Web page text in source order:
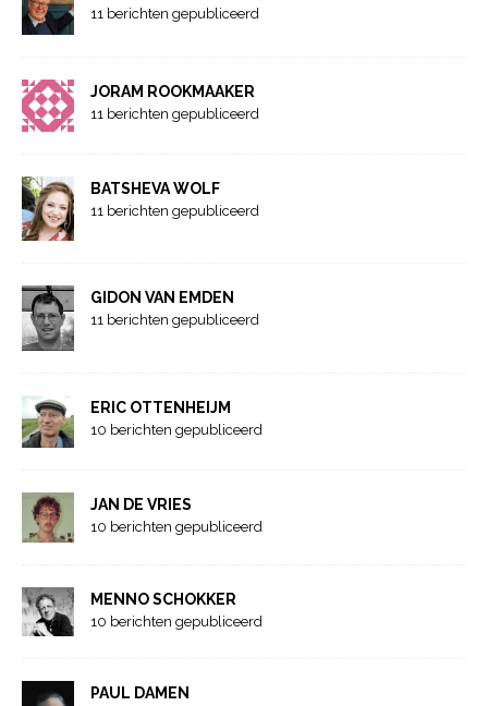
11 berichten gepubliceerd
JORAM ROOKMAAKER
11 berichten gepubliceerd
BATSHEVA WOLF
11 berichten gepubliceerd
GIDON VAN EMDEN
11 berichten gepubliceerd
ERIC OTTENHEIJM
10 berichten gepubliceerd
JAN DE VRIES
10 berichten gepubliceerd
MENNO SCHOKKER
10 berichten gepubliceerd
PAUL DAMEN